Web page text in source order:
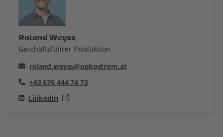
Roland Weyss
Geschäftsführer Produktion
roland.weyss@oekostrom.at
+43 676 444 74 73
LinkedIn